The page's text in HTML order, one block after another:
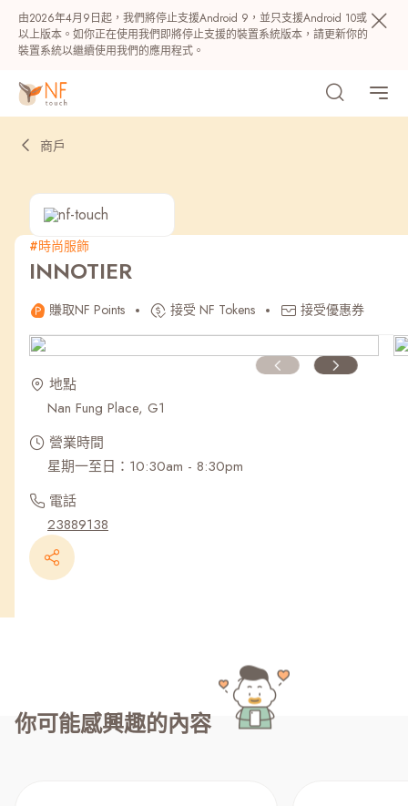
由2026年4月9日起，我們將停止支援Android 9，並只支援Android 10或
以上版本。如你正在使用我們即將停止支援的裝置系統版本，請更新你的
裝置系統以繼續使用我們的應用程式。
熱門
最近搜尋紀錄
商戶
#時尚服飾
INNOTIER
賺取NF Points 接受 NF Tokens 接受優惠券
地點
Nan Fung Place, G1
營業時間
星期一至日：10:30am - 8:30pm
電話
23889138
你可能感興趣的內容